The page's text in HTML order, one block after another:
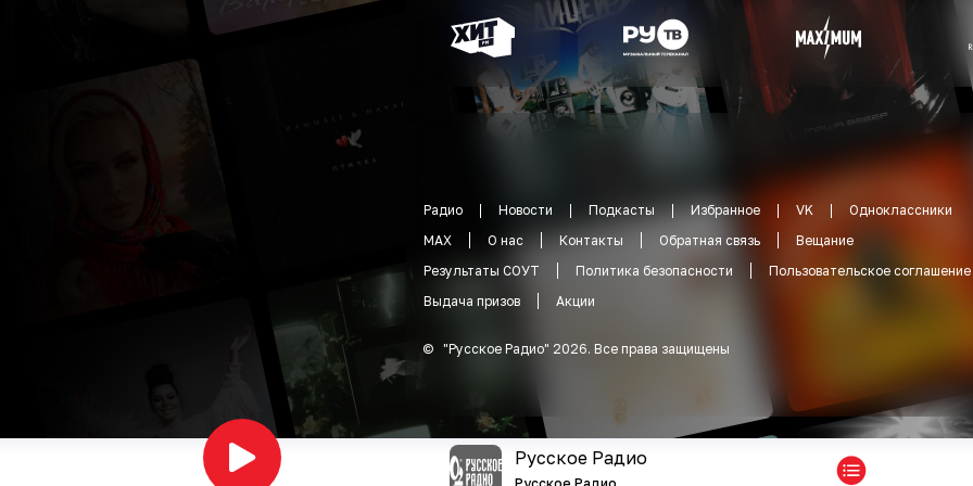
Радио Новости Подкасты Избранное VK
Одноклассники
MAX
О нас Контакты Обратная связь
Вещание
Результаты СОУТ
Политика безопасности
Пользовательское соглашение
Выдача призов
Акции
© "Русское Радио" 2026. Все права защищены
Русское Радио